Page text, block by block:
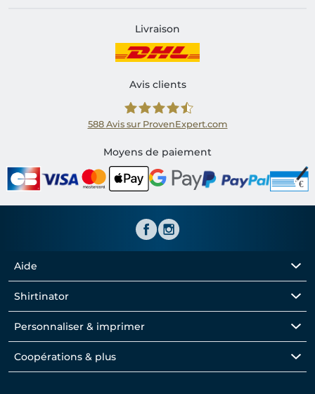
Livraison
Avis clients
Shirtinator FR
588 Avis sur ProvenExpert.com
Moyens de paiement
Aide
Shirtinator
Personnaliser & imprimer
Coopérations & plus